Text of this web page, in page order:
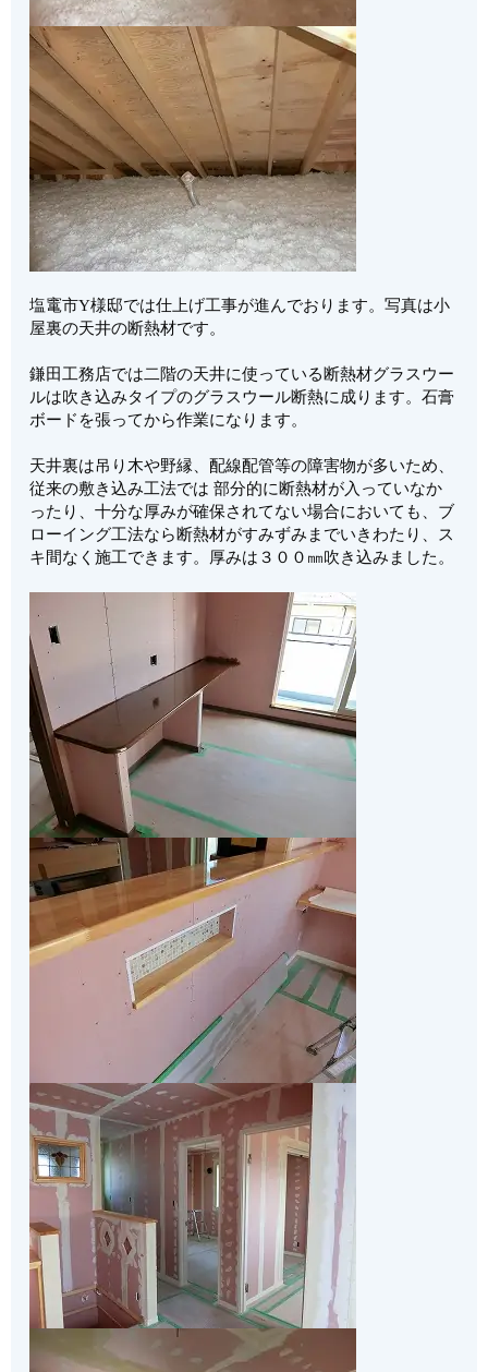
塩竃市Y様邸では仕上げ工事が進んでおります。写真は小
屋裏の天井の断熱材です。
鎌田工務店では二階の天井に使っている断熱材グラスウー
ルは吹き込みタイプのグラスウール断熱に成ります。石膏
ボードを張ってから作業になります。
天井裏は吊り木や野縁、配線配管等の障害物が多いため、
従来の敷き込み工法では 部分的に断熱材が入っていなか
ったり、十分な厚みが確保されてない場合においても、ブ
ローイング工法なら断熱材がすみずみまでいきわたり、ス
キ間なく施工できます。厚みは３００㎜吹き込みました。